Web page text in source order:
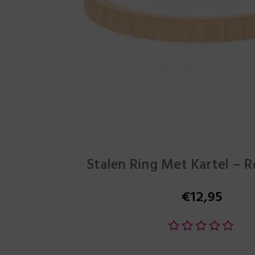
Stalen Ring Met Kartel –
€12,95